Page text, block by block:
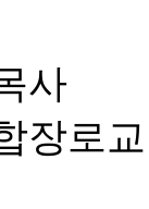
사
장로